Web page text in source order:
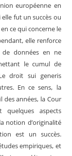
européenne en
fut un succès ou
ce qui concerne le
elle renforce
données en ne
le cumul de
droit sui generis
En ce sens, la
années, la Cour
quelques aspects
notion d’originalité
est un succès.
empiriques, et